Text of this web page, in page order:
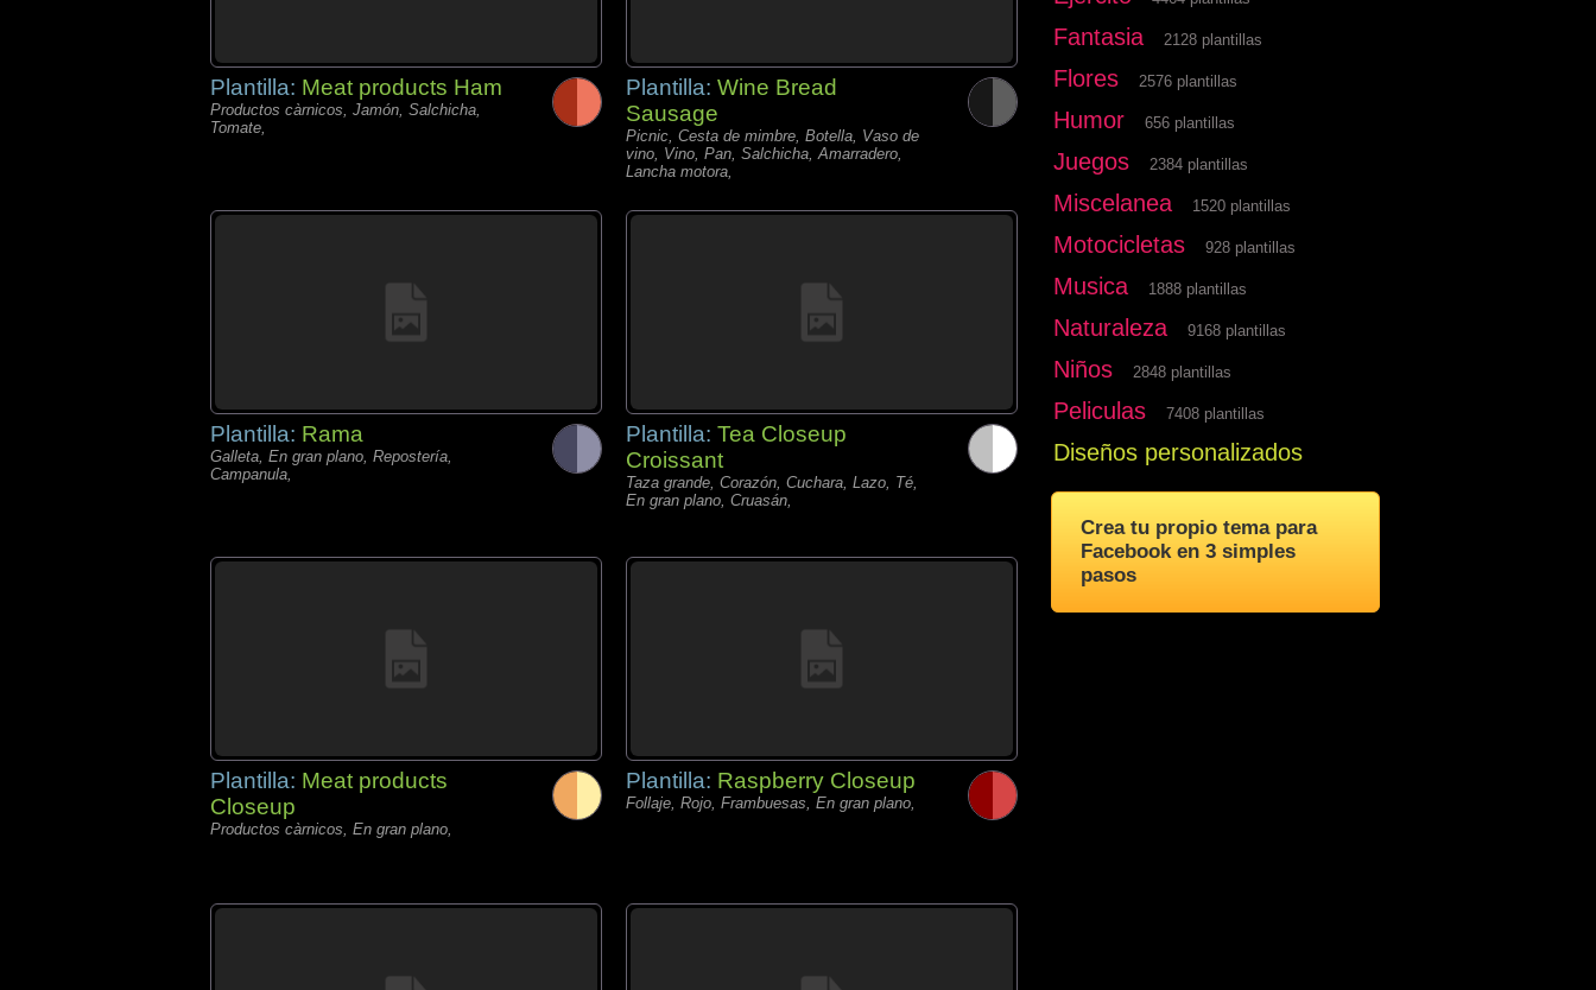
Plantilla: Meat products Ham
Productos càrnicos, Jamón, Salchicha,
Tomate,
Plantilla: Wine Bread
Sausage
Picnic, Cesta de mimbre, Botella, Vaso de
vino, Vino, Pan, Salchicha, Amarradero,
Lancha motora,
Plantilla: Rama
Galleta, En gran plano, Repostería,
Campanula,
Plantilla: Tea Closeup
Croissant
Taza grande, Corazón, Cuchara, Lazo, Té,
En gran plano, Cruasán,
Plantilla: Meat products
Closeup
Productos càrnicos, En gran plano,
Plantilla: Raspberry Closeup
Follaje, Rojo, Frambuesas, En gran plano,
Fantasia 2128 plantillas
Flores 2576 plantillas
Humor 656 plantillas
Juegos 2384 plantillas
Miscelanea 1520 plantillas
Motocicletas 928 plantillas
Musica 1888 plantillas
Naturaleza 9168 plantillas
Niños 2848 plantillas
Peliculas 7408 plantillas
Diseños personalizados
Crea tu propio tema para
Facebook en 3 simples
pasos